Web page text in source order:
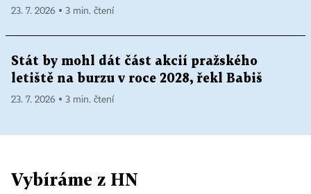
23. 7. 2026 ▪ 3 min. čtení
Stát by mohl dát část akcií pražského
letiště na burzu v roce 2028, řekl Babiš
23. 7. 2026 ▪ 3 min. čtení
Vybíráme z HN